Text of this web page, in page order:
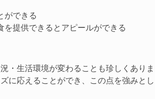
ができる
提供できるとアピールができる
・生活環境が変わることも珍しくありま
に応えることができ、この点を強みとし